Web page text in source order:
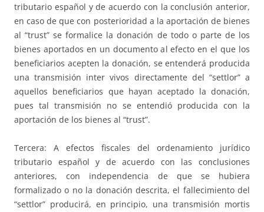
tributario español y de acuerdo con la conclusión anterior,
en caso de que con posterioridad a la aportación de bienes
al “trust” se formalice la donación de todo o parte de los
bienes aportados en un documento al efecto en el que los
beneficiarios acepten la donación, se entenderá producida
una transmisión inter vivos directamente del “settlor” a
aquellos beneficiarios que hayan aceptado la donación,
pues tal transmisión no se entendió producida con la
aportación de los bienes al “trust”.
Tercera: A efectos fiscales del ordenamiento jurídico
tributario español y de acuerdo con las conclusiones
anteriores, con independencia de que se hubiera
formalizado o no la donación descrita, el fallecimiento del
“settlor” producirá, en principio, una transmisión mortis